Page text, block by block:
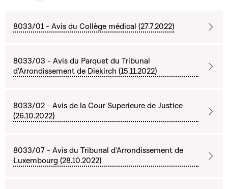
8033/01 - Avis du Collège médical (27.7.2022)
8033/03 - Avis du Parquet du Tribunal
d'Arrondissement de Diekirch (15.11.2022)
8033/02 - Avis de la Cour Superieure de Justice
(26.10.2022)
8033/07 - Avis du Tribunal d'Arrondissement de
Luxembourg (28.10.2022)